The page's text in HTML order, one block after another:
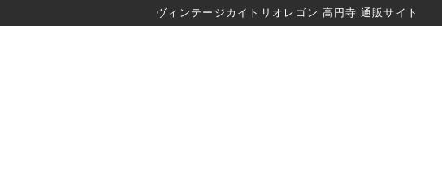
ヴィンテージカイトリオレゴン 高円寺 通販サイト